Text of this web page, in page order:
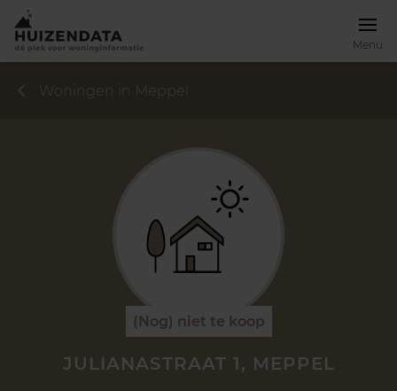
Menu
Woningen in Meppel
(Nog) niet te koop
JULIANASTRAAT 1, MEPPEL